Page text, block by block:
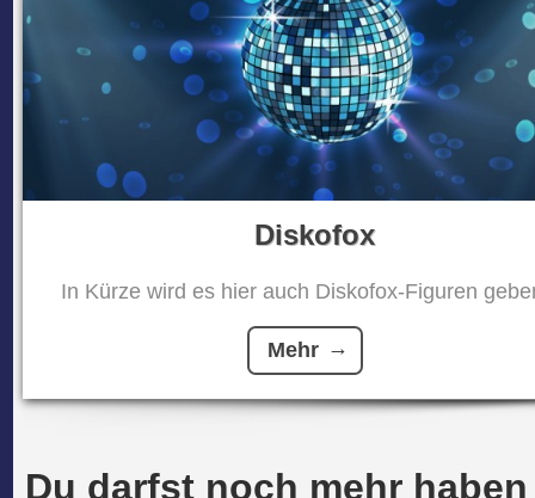
Diskofox
In Kürze wird es hier auch Diskofox-Figuren
Mehr
Du darfst noch mehr haben